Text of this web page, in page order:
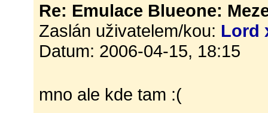
Re: Emulace Blueone:
Zaslán uživatelem/kou: Lord
Datum: 2006-04-15, 18:15
mno ale kde tam :(